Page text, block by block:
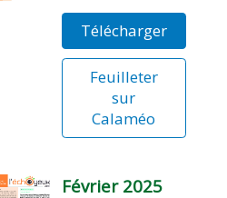
Télécharger
Feuilleter
sur
Calaméo
Février 2025